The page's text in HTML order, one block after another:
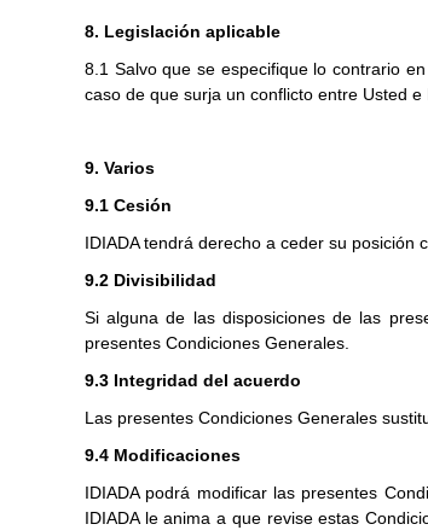
8. Legislación aplicable
8.1 Salvo que se especifique lo contrario
caso de que surja un conflicto entre Usted
9. Varios
9.1 Cesión
IDIADA tendrá derecho a ceder su posición
9.2 Divisibilidad
Si alguna de las disposiciones de las
presentes Condiciones Generales.
9.3 Integridad del acuerdo
Las presentes Condiciones Generales
9.4 Modificaciones
IDIADA podrá modificar las presentes
IDIADA le anima a que revise estas